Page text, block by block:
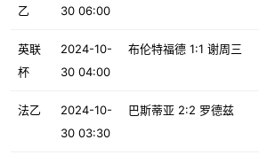
乙
30 06:00
英联
杯
2024-10-
30 04:00
布伦特福德 1:1 谢周三
法乙
2024-10-
30 03:30
巴斯蒂亚 2:2 罗德兹